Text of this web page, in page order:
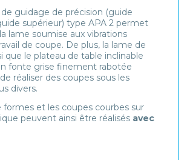
guidage de précision (guide
supérieur) type APA 2 permet
lame soumise aux vibrations
de coupe. De plus, la lame de
que le plateau de table inclinable
fonte grise finement rabotée
réaliser des coupes sous les
divers.
formes et les coupes courbes sur
peuvent ainsi être réalisés avec